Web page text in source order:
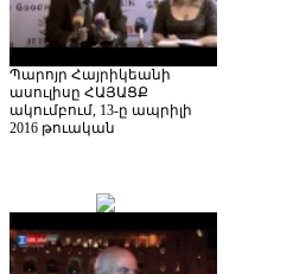
Պարոյր Հայրիկեանի
ասուլիսը ՀԱՅԱՑՔ
ակումբում, 13-ը ապրիլի
2016 թուական